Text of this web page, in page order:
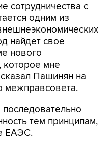
сотрудничества с
одним из
найдет свое
нового
которое мне
Пашинян на
межправсовета.
тем принципам,
ЕАЭС.